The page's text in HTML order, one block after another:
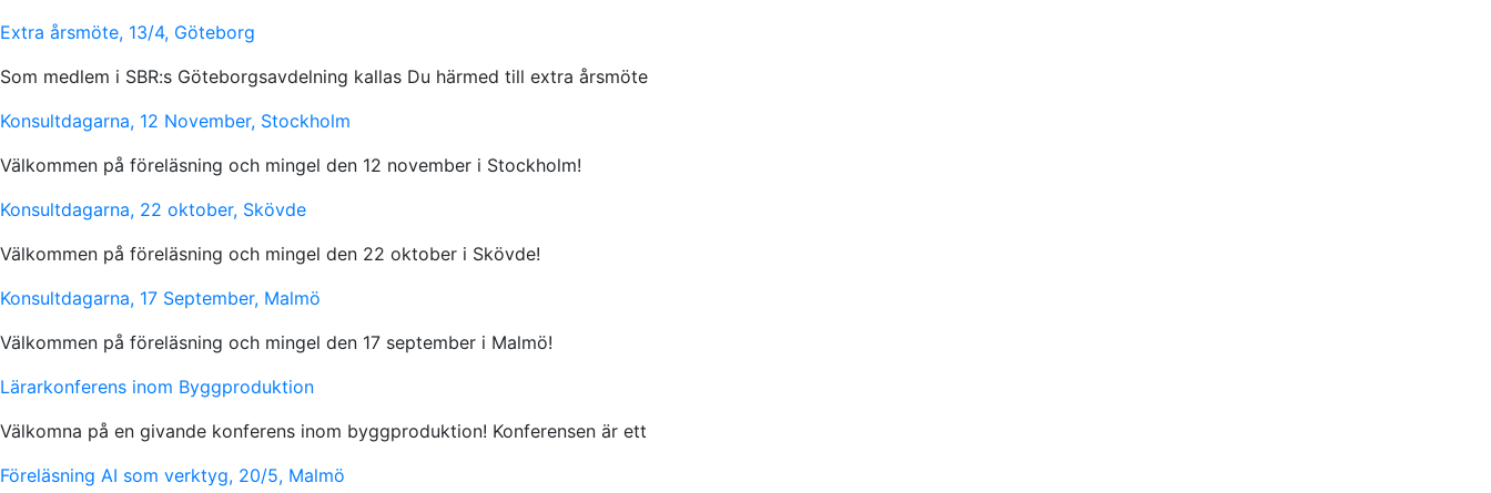
Extra årsmöte, 13/4, Göteborg
Som medlem i SBR:s Göteborgsavdelning kallas Du härmed till extra årsmöte
Konsultdagarna, 12 November, Stockholm
Välkommen på föreläsning och mingel den 12 november i Stockholm!
Konsultdagarna, 22 oktober, Skövde
Välkommen på föreläsning och mingel den 22 oktober i Skövde!
Konsultdagarna, 17 September, Malmö
Välkommen på föreläsning och mingel den 17 september i Malmö!
Lärarkonferens inom Byggproduktion
Välkomna på en givande konferens inom byggproduktion! Konferensen är ett
Föreläsning AI som verktyg, 20/5, Malmö